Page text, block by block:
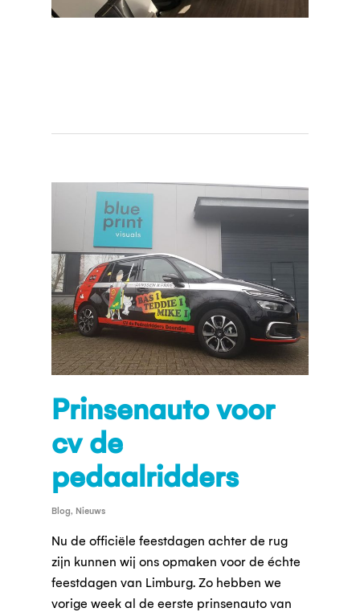
Prinsenauto voor
cv de
pedaalridders
Blog, Nieuws
Nu de officiële feestdagen achter de rug
zijn kunnen wij ons opmaken voor de échte
feestdagen van Limburg. Zo hebben we
vorige week al de eerste prinsenauto van